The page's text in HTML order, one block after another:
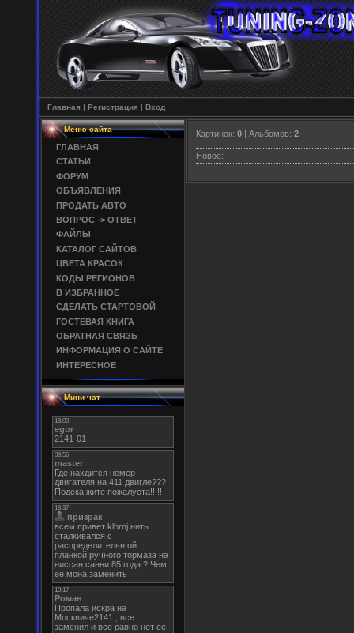
Главная | Регистрация | Вход
Меню сайта
ГЛАВНАЯ
СТАТЬИ
ФОРУМ
ОБЪЯВЛЕНИЯ
ПРОДАТЬ АВТО
ВОПРОС -> ОТВЕТ
ФАЙЛЫ
КАТАЛОГ САЙТОВ
ЦВЕТА КРАСОК
КОДЫ РЕГИОНОВ
В ИЗБРАННОЕ
СДЕЛАТЬ СТАРТОВОЙ
ГОСТЕВАЯ КНИГА
ОБРАТНАЯ СВЯЗЬ
ИНФОРМАЦИЯ О САЙТЕ
ИНТЕРЕСНОЕ
Мини-чат
Картинок: 0 | Альбомов: 2
Новое: